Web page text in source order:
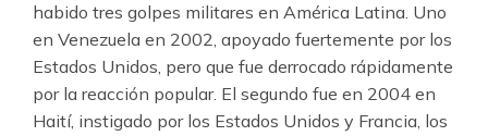
habido tres golpes militares en América Latina. Uno
en Venezuela en 2002, apoyado fuertemente por los
Estados Unidos, pero que fue derrocado rápidamente
por la reacción popular. El segundo fue en 2004 en
Haití, instigado por los Estados Unidos y Francia, los